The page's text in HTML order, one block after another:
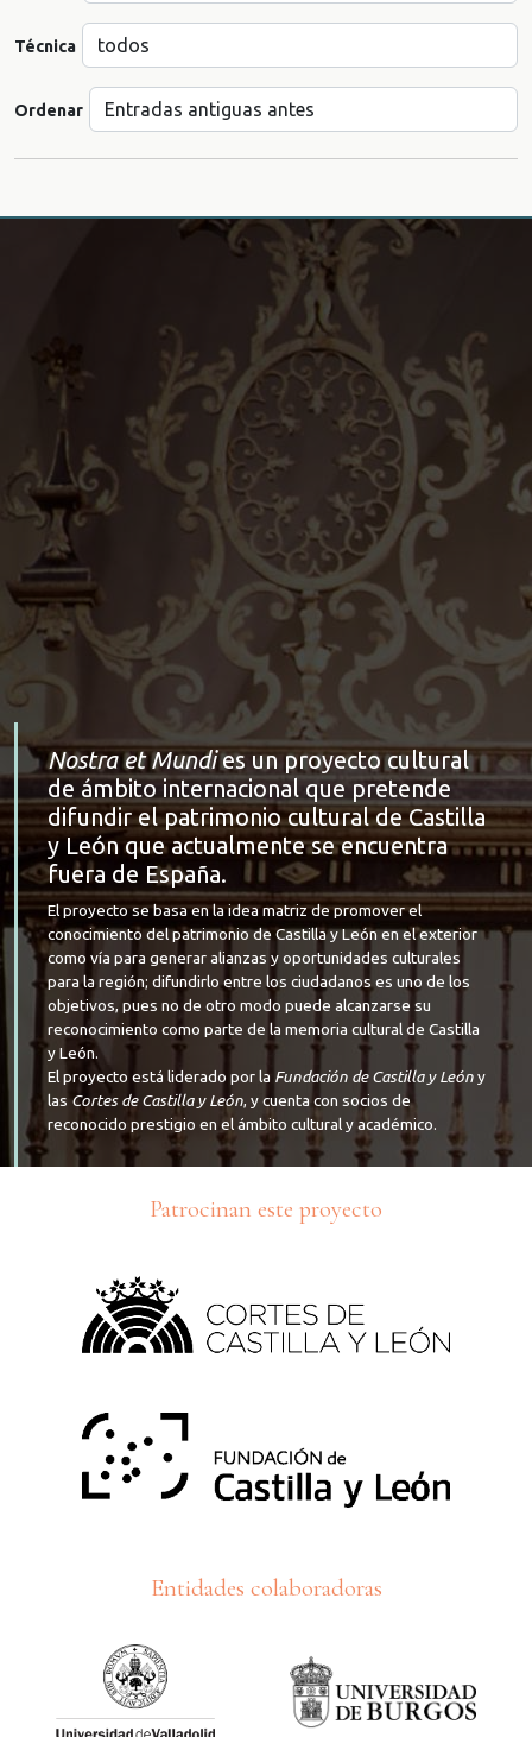
Técnica
Ordenar
Nostra et Mundies un proyecto cultural
de ámbito internacional que pretende
difundir el patrimonio cultural de Castilla
y León que actualmente se encuentra
fuera de España.
El proyecto se basa en la idea matriz de promover el
conocimiento del patrimonio de Castilla y León en el exterior
como vía para generar alianzas y oportunidades culturales
para la región; difundirlo entre los ciudadanos es uno de los
objetivos, pues no de otro modo puede alcanzarse su
reconocimiento como parte de la memoria cultural de Castilla
y León.
El proyecto está liderado por la Fundación de Castilla y Leóny
lasCortes de Castilla y León, y cuenta con socios de
reconocido prestigio en el ámbito cultural y académico.
Patrocinan este proyecto
Entidades colaboradoras